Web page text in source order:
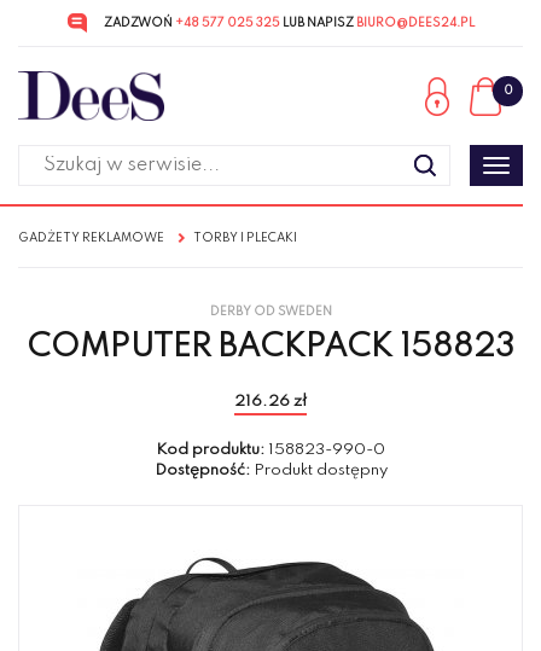
do menu
głównego
do
menu
w
ZADZWOŃ +48 577 025 325LUB NAPISZ BIURO@DEES24.PL
0
GADŻETY REKLAMOWE TORBY I PLECAKI
DERBY OD SWEDEN
COMPUTER BACKPACK 158823
216.26 zł
Kod produktu: 158823-990-0
Dostępność: Produkt dostępny